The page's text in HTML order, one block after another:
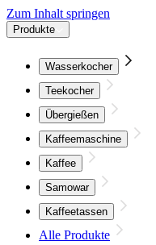
Zum Inhalt springen
Produkte
Wasserkocher
Teekocher
Übergießen
Kaffeemaschine
Kaffee
Samowar
Kaffeetassen
Alle Produkte